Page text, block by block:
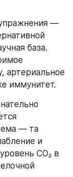
—
база.
артериальное
иммунитет.
— та
и
CO₂ в